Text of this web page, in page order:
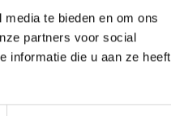
te bieden en om ons
partners voor social
informatie die u aan ze heeft